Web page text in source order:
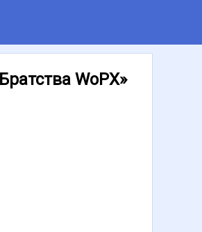
WoPX»